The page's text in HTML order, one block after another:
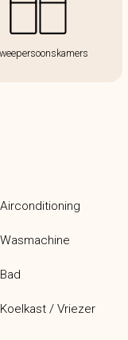
Airconditioning
Wasmachine
Bad
Koelkast / Vriezer